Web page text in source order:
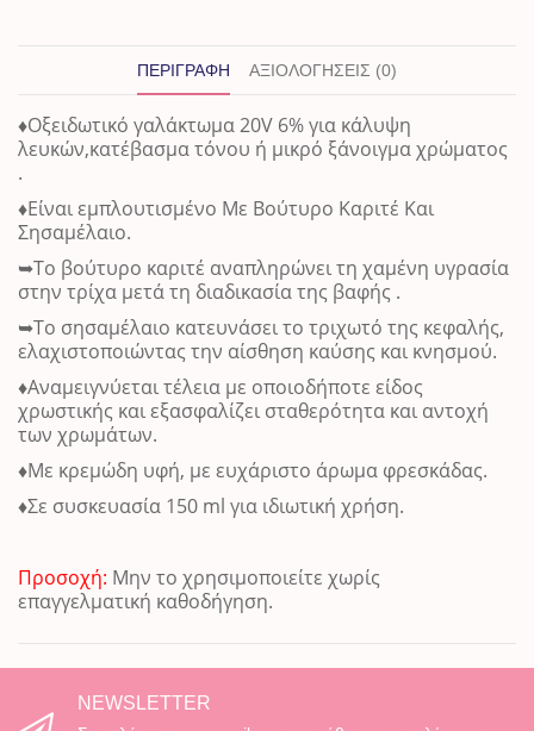
ΠΕΡΙΓΡΑΦΉ ΑΞΙΟΛΟΓΉΣΕΙΣ (0)
♦Οξειδωτικό γαλάκτωμα 20V 6% για κάλυψη
λευκών,κατέβασμα τόνου ή μικρό ξάνοιγμα χρώματος
.
♦Είναι εμπλουτισμένο Με Βούτυρο Καριτέ Και
Σησαμέλαιο.
➥Το βούτυρο καριτέ αναπληρώνει τη χαμένη υγρασία
στην τρίχα μετά τη διαδικασία της βαφής .
➥Το σησαμέλαιο κατευνάσει το τριχωτό της κεφαλής,
ελαχιστοποιώντας την αίσθηση καύσης και κνησμού.
♦Αναμειγνύεται τέλεια με οποιοδήποτε είδος
χρωστικής και εξασφαλίζει σταθερότητα και αντοχή
των χρωμάτων.
♦Με κρεμώδη υφή, με ευχάριστο άρωμα φρεσκάδας.
♦Σε συσκευασία 150 ml για ιδιωτική χρήση.
Προσοχή: Μην το χρησιμοποιείτε χωρίς
επαγγελματική καθοδήγηση.
NEWSLETTER